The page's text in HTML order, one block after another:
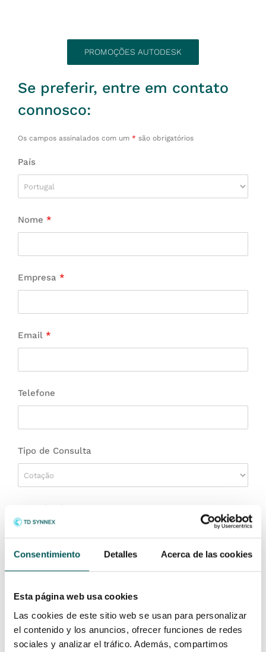
Consentimiento Detalles Acerca de las cookies
Esta página web usa cookies
Las cookies de este sitio web se usan para personalizar
el contenido y los anuncios, ofrecer funciones de redes
sociales y analizar el tráfico. Además, compartimos
PROMOÇÕES AUTODESK
Se preferir, entre em contato
connosco:
Os campos assinalados com um * são obrigatórios
País
Nome *
Empresa *
Email *
Telefone
Tipo de Consulta
Consulta *